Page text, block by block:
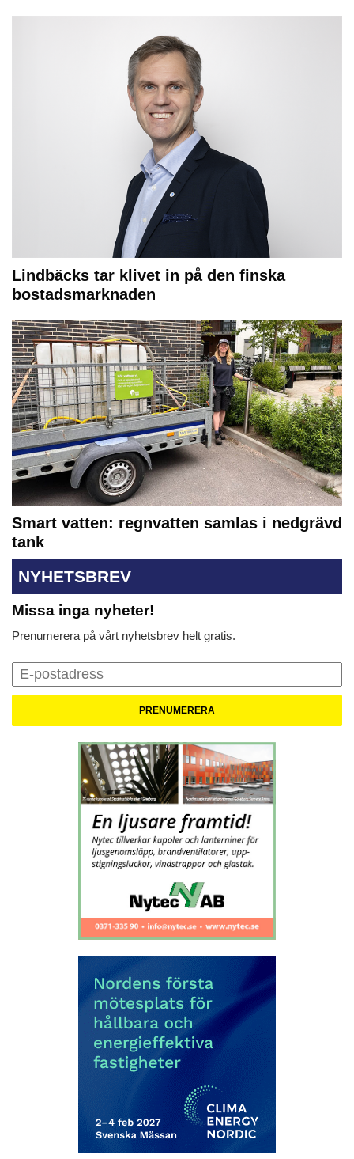
Lindbäcks tar klivet in på den finska
bostadsmarknaden
Smart vatten: regnvatten samlas i nedgrävd
tank
NYHETSBREV
Missa inga nyheter!
Prenumerera på vårt nyhetsbrev helt gratis.